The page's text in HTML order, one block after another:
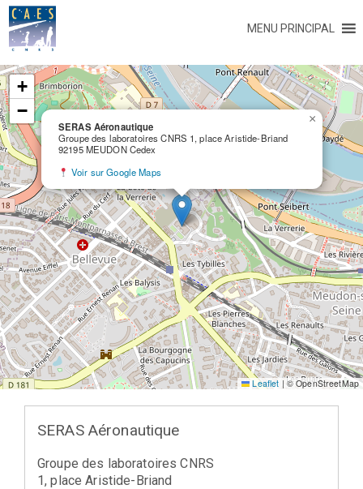
MENU PRINCIPAL
SERAS Aéronautique
Groupe des laboratoires CNRS 1, place Aristide-Briand
92195 MEUDON Cedex
Voir sur Google Maps
×
+
−
Leaflet | © OpenStreetMap
SERAS Aéronautique
Groupe des laboratoires CNRS
1, place Aristide-Briand